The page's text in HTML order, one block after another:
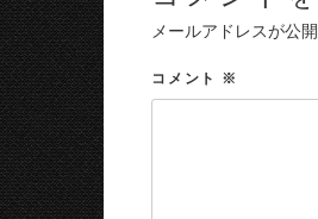
メールアドレスが公
コメント ※